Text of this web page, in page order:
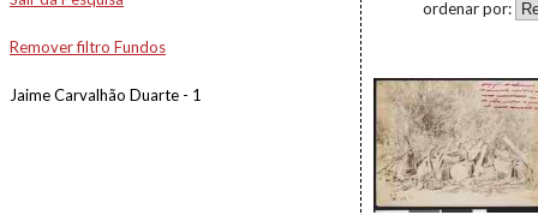
Remover filtro Fundos
Jaime Carvalhão Duarte - 1
ordenar por: